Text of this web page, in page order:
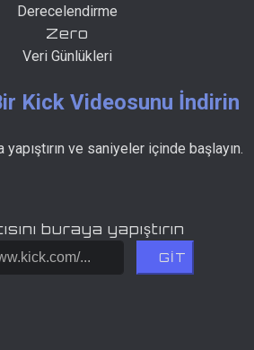
Derecelendirme
Zero
Veri Günlükleri
Kick Videosunu İndirin
yapıştırın ve saniyeler içinde başlayın.
buraya yapıştırın
GİT